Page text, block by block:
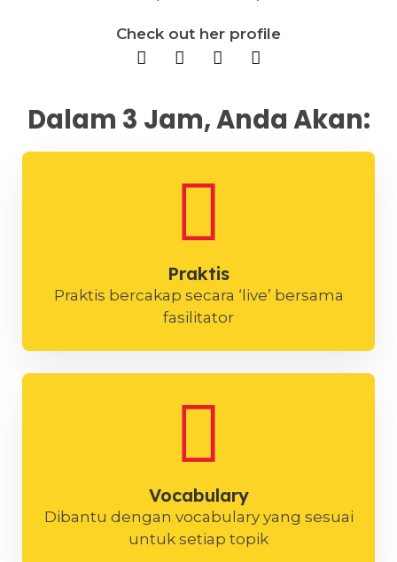
Check out her profile
Dalam 3 Jam, Anda Akan:
Praktis
Praktis bercakap secara ‘live’ bersama
fasilitator
Vocabulary
Dibantu dengan vocabulary yang sesuai
untuk setiap topik